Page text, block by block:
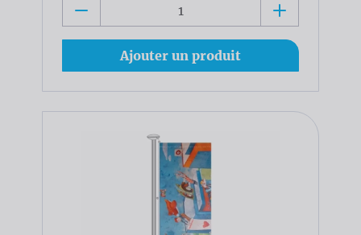
Ajouter un produit